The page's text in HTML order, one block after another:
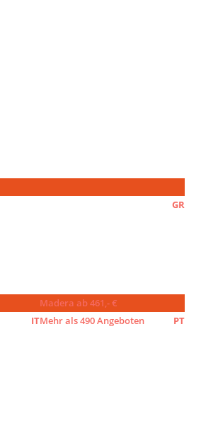
GR
IT
Madera ab 461,- €
PT
Mehr als 490 Angeboten